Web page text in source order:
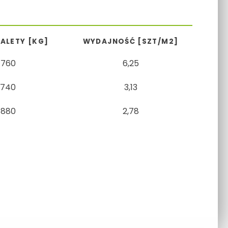
[KG] WYDAJNOŚĆ [SZT/M2]
760 6,25
740 3,13
880 2,78